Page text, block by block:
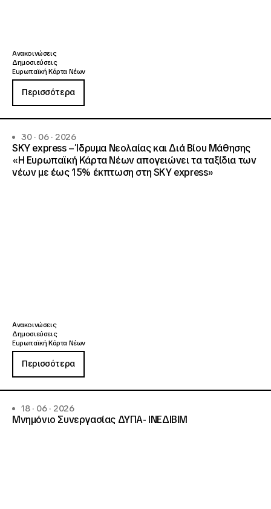
Ανακοινώσεις
Δημοσιεύσεις
Ευρωπαϊκή Κάρτα Νέων
Περισσότερα
30 · 06 · 2026
SKY express – Ίδρυμα Νεολαίας και Διά Βίου Μάθησης
«Η Ευρωπαϊκή Κάρτα Νέων απογειώνει τα ταξίδια των
νέων με έως 15% έκπτωση στη SKY express»
Ανακοινώσεις
Δημοσιεύσεις
Ευρωπαϊκή Κάρτα Νέων
Περισσότερα
18 · 06 · 2026
Μνημόνιο Συνεργασίας ΔΥΠΑ- ΙΝΕΔΙΒΙΜ